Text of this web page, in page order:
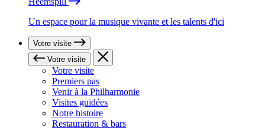
Un espace pour la musique vivante et les talents d'ici
Votre visite
Votre visite
Votre visite
Premiers pas
Venir à la Philharmonie
Visites guidées
Notre histoire
Restauration & bars